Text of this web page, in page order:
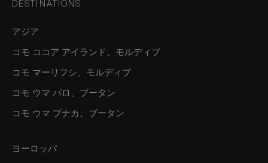
DESTINATIONS
アジア
コモ ココア アイランド、モルディブ
コモ マーリフシ、モルディブ
コモ ウマ パロ、ブータン
コモ ウマ プナカ、ブータン
ヨーロッパ